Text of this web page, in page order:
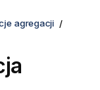
agregacji